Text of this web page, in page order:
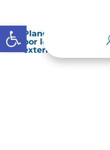
Abrir barra de
Planes de
por los entes de
externos o internos.